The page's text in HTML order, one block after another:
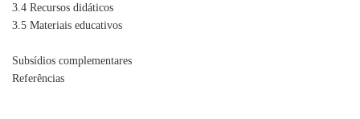
3.4 Recursos didáticos
3.5 Materiais educativos
Subsídios complementares
Referências